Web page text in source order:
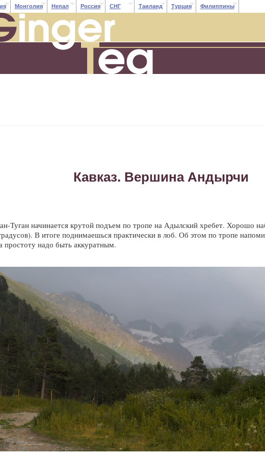
Монголия Непал Россия СНГ Таиланд Турция Филиппины
Кавказ. Вершина Андырчи
Туган начинается крутой подъем по тропе на Адылский хребет. Хорошо
В итоге поднимаешься практически в лоб. Об этом по тропе
простоту надо быть аккуратным.